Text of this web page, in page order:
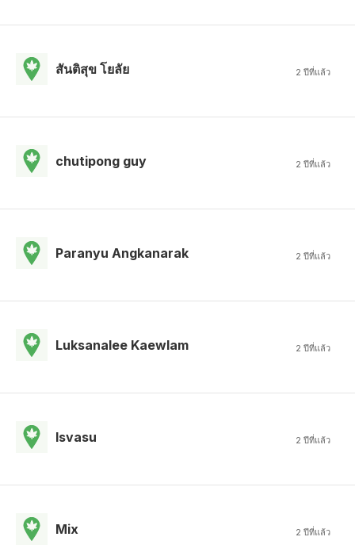
สันติสุข โยลัย 2 ปีที่แล้ว
chutipong guy 2 ปีที่แล้ว
Paranyu Angkanarak 2 ปีที่แล้ว
Luksanalee Kaewlam 2 ปีที่แล้ว
Isvasu 2 ปีที่แล้ว
Mix 2 ปีที่แล้ว